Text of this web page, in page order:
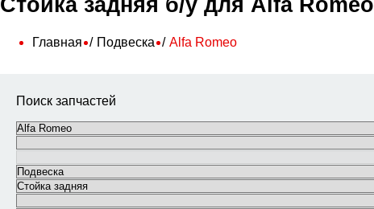
Стойка задняя б/у для Alfa Romeo
Главная Подвеска Alfa Romeo
Поиск запчастей